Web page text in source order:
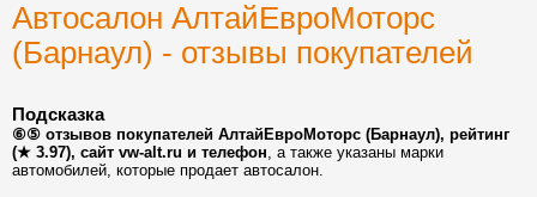
Автосалон АлтайЕвроМоторс
(Барнаул) - отзывы покупателей
Подсказка
⑥⑤ отзывов покупателей АлтайЕвроМоторс (Барнаул), рейтинг
(★ 3.97), сайт vw-alt.ru и телефон, а также указаны марки
автомобилей, которые продает автосалон.